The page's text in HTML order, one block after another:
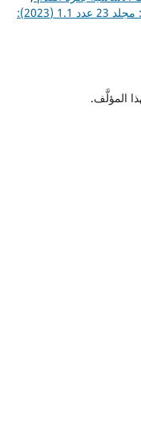
مجلة القادسية لعلوم التربية الرياضية: مجلد 23 عدد 1.1 (2023):
المؤلَّف.